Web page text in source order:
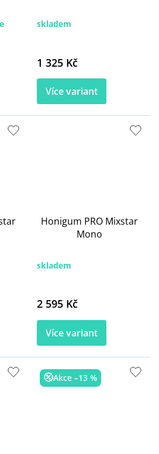
skladem
1 325 Kč
Více variant
Honigum PRO Mixstar
Mono
skladem
2 595 Kč
Více variant
Akce –13 %